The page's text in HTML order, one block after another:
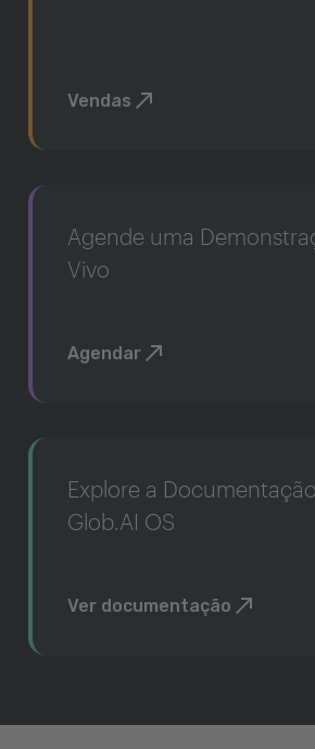
Vendas
Agende uma
Vivo
Agendar
Explore a
Glob.AI OS
Ver documentação